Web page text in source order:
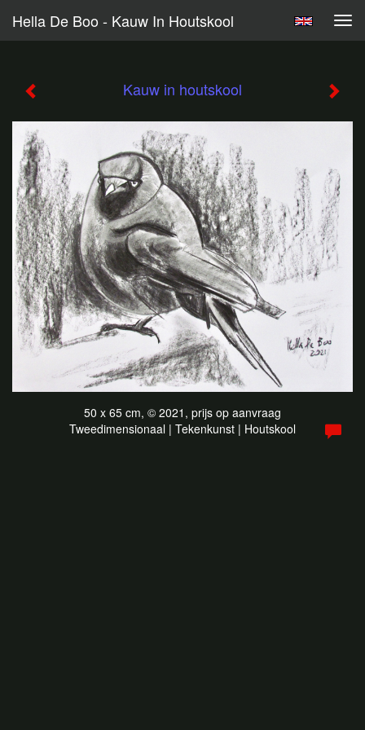
Hella De Boo - Kauw In Houtskool
Kauw in houtskool
50 x 65 cm, © 2021, prijs op aanvraag
Tweedimensionaal | Tekenkunst | Houtskool